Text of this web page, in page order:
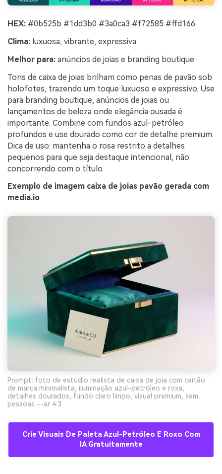
HEX: #0b525b #1dd3b0 #3a0ca3 #f72585 #ffd166
Clima: luxuosa, vibrante, expressiva
Melhor para: anúncios de joias e branding boutique
Tons de caixa de joias brilham como penas de pavão sob
holofotes, trazendo um toque luxuoso e expressivo. Use
para branding boutique, anúncios de joias ou
lançamentos de beleza onde elegância ousada é
importante. Combine com fundos azul-petróleo
profundos e use dourado como cor de detalhe premium.
Dica de uso: mantenha o rosa restrito a detalhes
pequenos para que seja destaque intencional, não
concorrendo com o título.
Exemplo de imagem caixa de joias pavão gerada com
media.io
Prompt: foto de estúdio realista de caixa de joia com cartão
de marca minimalista, iluminação azul-petróleo e roxa,
detalhes dourados, fundo claro limpo, visual premium, sem
pessoas --ar 4:3
Crie Visuais De Paleta Azul-Petróleo E Roxo Com
IA Gratuitamente